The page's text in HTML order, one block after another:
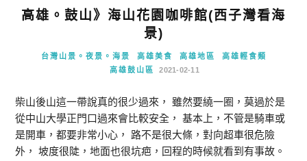
高雄。鼓山》海山花園咖啡館(西子灣看海
景)
台灣山景。夜景。海景 高雄美食 高雄地區
高雄輕食類
高雄鼓山區
2021-02-11
柴山後山這一帶說真的很少過來， 雖然要繞一圈，莫過於是
從中山大學正門口過來會比較安全， 基本上，不管是騎車或
是開車，都要非常小心， 路不是很大條，對向超車很危險
外， 坡度很陡，地面也很坑疤，回程的時候就看到有事故。